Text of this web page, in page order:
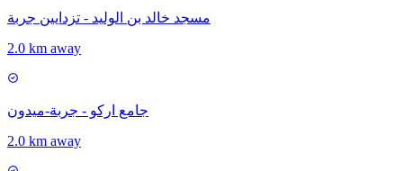
مسجد خالد بن الوليد - تزدايين جربة
2.0 km away
جامع اركو - جربة-ميدون
2.0 km away